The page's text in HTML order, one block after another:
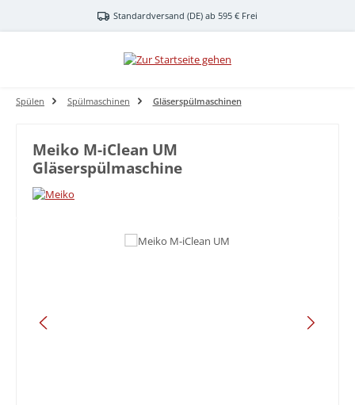
Zum Hauptinhalt springenStandardversand (DE) ab 595 € Frei
Spülen Spülmaschinen Gläserspülmaschinen
Meiko M-iClean UM
Gläserspülmaschine
Bildergalerie überspringen